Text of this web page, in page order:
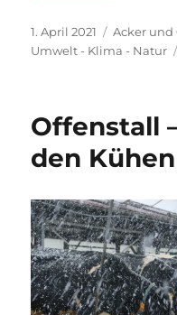
Veröffentlicht
am
1. April 2021 Acker und
Umwelt - Klima - Natur
Offenstall
den